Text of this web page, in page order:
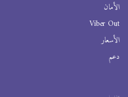
الأمان
Viber Out
الأسعار
دعم